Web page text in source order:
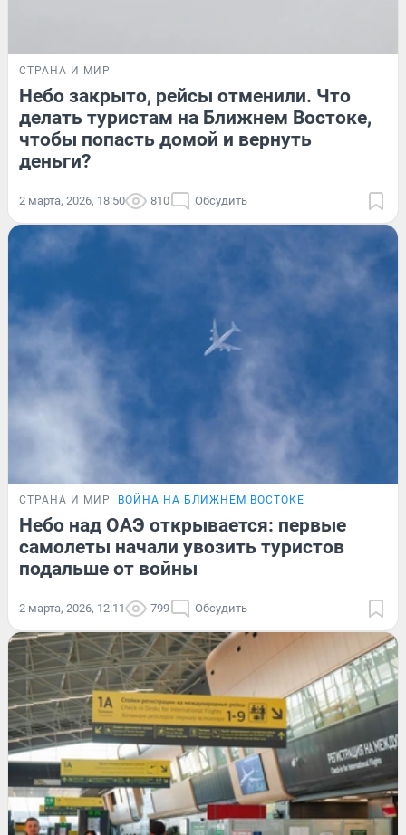
СТРАНА И МИР
Небо закрыто, рейсы отменили. Что
делать туристам на Ближнем Востоке,
чтобы попасть домой и вернуть
деньги?
2 марта, 2026, 18:50 810 Обсудить
СТРАНА И МИР ВОЙНА НА БЛИЖНЕМ ВОСТОКЕ
Небо над ОАЭ открывается: первые
самолеты начали увозить туристов
подальше от войны
2 марта, 2026, 12:11 799 Обсудить